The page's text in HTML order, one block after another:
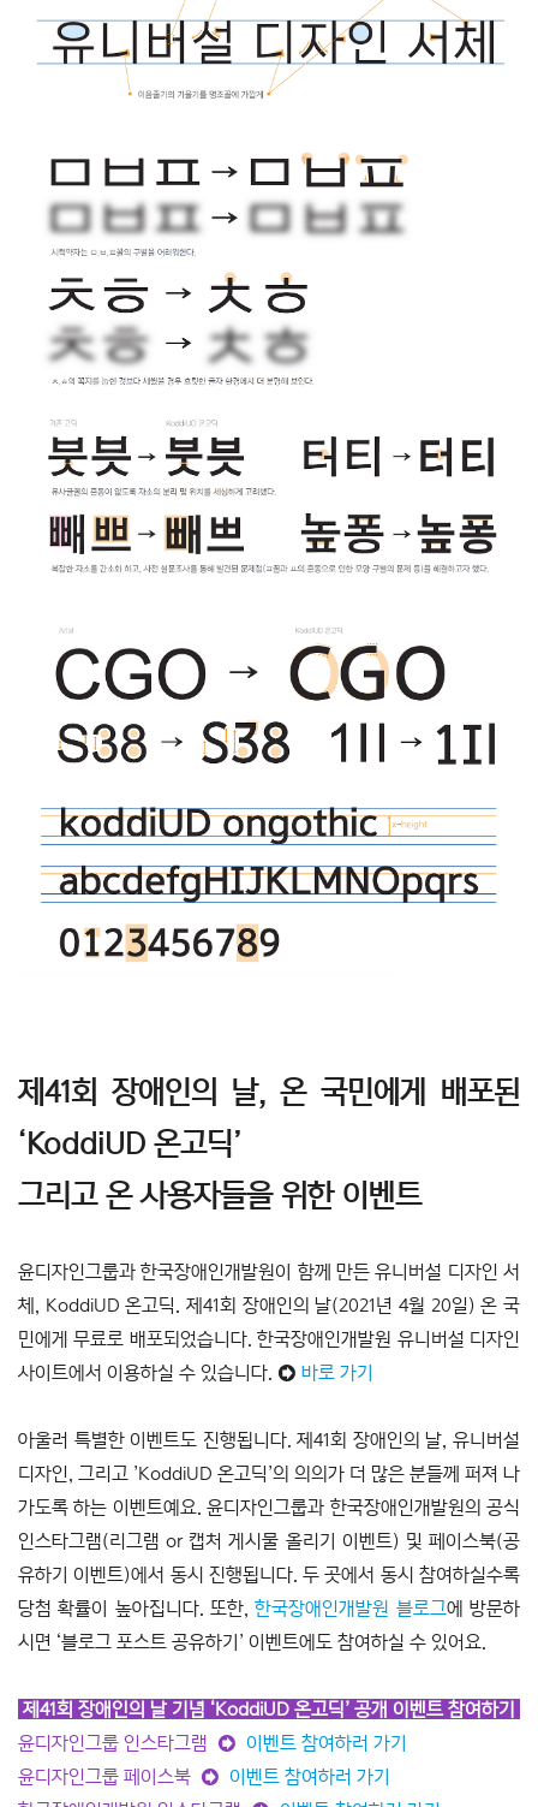
제41회 장애인의 날, 온 국민에게 배포된
‘KoddiUD 온고딕’
그리고 온 사용자들을 위한 이벤트
윤디자인그룹과 한국장애인개발원이 함께 만든 유니버설 디자인 서
체, KoddiUD 온고딕. 제41회 장애인의 날(2021년 4월 20일) 온 국
민에게 무료로 배포되었습니다. 한국장애인개발원 유니버설 디자인
사이트에서 이용하실 수 있습니다. ➲ 바로 가기
아울러 특별한 이벤트도 진행됩니다. 제41회 장애인의 날, 유니버설
디자인, 그리고 ’KoddiUD 온고딕’의 의의가 더 많은 분들께 퍼져 나
가도록 하는 이벤트예요. 윤디자인그룹과 한국장애인개발원의 공식
인스타그램(리그램 or 캡처 게시물 올리기 이벤트) 및 페이스북(공
유하기 이벤트)에서 동시 진행됩니다. 두 곳에서 동시 참여하실수록
당첨 확률이 높아집니다. 또한,한국장애인개발원 블로그에 방문하
시면 ‘블로그 포스트 공유하기’ 이벤트에도 참여하실 수 있어요.
제41회 장애인의 날 기념 ‘KoddiUD 온고딕’ 공개 이벤트 참여하기
윤디자인그룹 인스타그램 ➲ 이벤트 참여하러 가기
윤디자인그룹 페이스북 ➲ 이벤트 참여하러 가기